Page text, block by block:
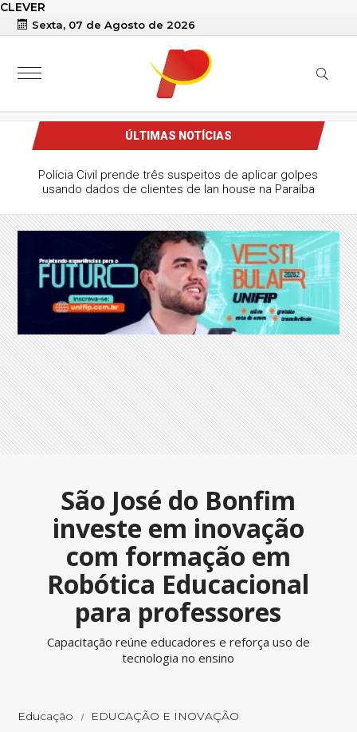
CLEVER
Sexta, 07 de Agosto de 2026
ÚLTIMAS NOTÍCIAS
Polícia Civil prende três suspeitos de aplicar golpes
usando dados de clientes de lan house na Paraíba
São José do Bonfim
investe em inovação
com formação em
Robótica Educacional
para professores
Capacitação reúne educadores e reforça uso de
tecnologia no ensino
Educação EDUCAÇÃO E INOVAÇÃO